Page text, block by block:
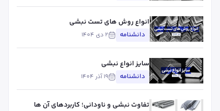
انواع روش های تست نبشی
دانشنامه ۲ دی ۱۴۰۴
سایز انواع نبشی
دانشنامه ۱۹ آذر ۱۴۰۴
تفاوت نبشی و ناودانی؛ کاربردهای آن ها